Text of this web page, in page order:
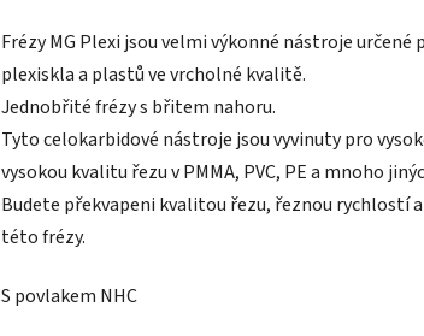
Frézy MG Plexi jsou velmi výkonné nástroje určené
plexiskla a plastů ve vrcholné kvalitě.
Jednobřité frézy s břitem nahoru.
Tyto celokarbidové nástroje jsou vyvinuty pro
vysokou kvalitu řezu v PMMA, PVC, PE a mnoho
Budete překvapeni kvalitou řezu, řeznou rychlostí
této frézy.
S povlakem NHC